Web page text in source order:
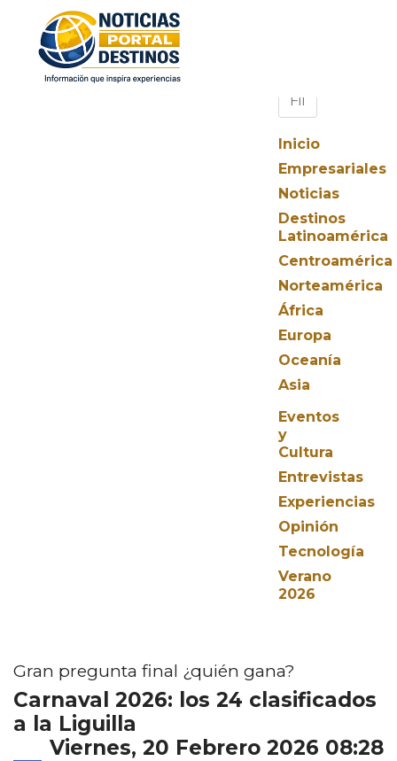
Inicio
Empresariales
Noticias
Destinos
Latinoamérica
Centroamérica
Norteamérica
África
Europa
Oceanía
Asia
Eventos
y
Cultura
Entrevistas
Experiencias
Opinión
Tecnología
Verano
2026
Gran pregunta final ¿quién gana?
Carnaval 2026: los 24 clasificados
a la Liguilla
Viernes, 20 Febrero 2026 08:28